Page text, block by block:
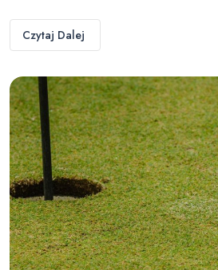
Czytaj Dalej